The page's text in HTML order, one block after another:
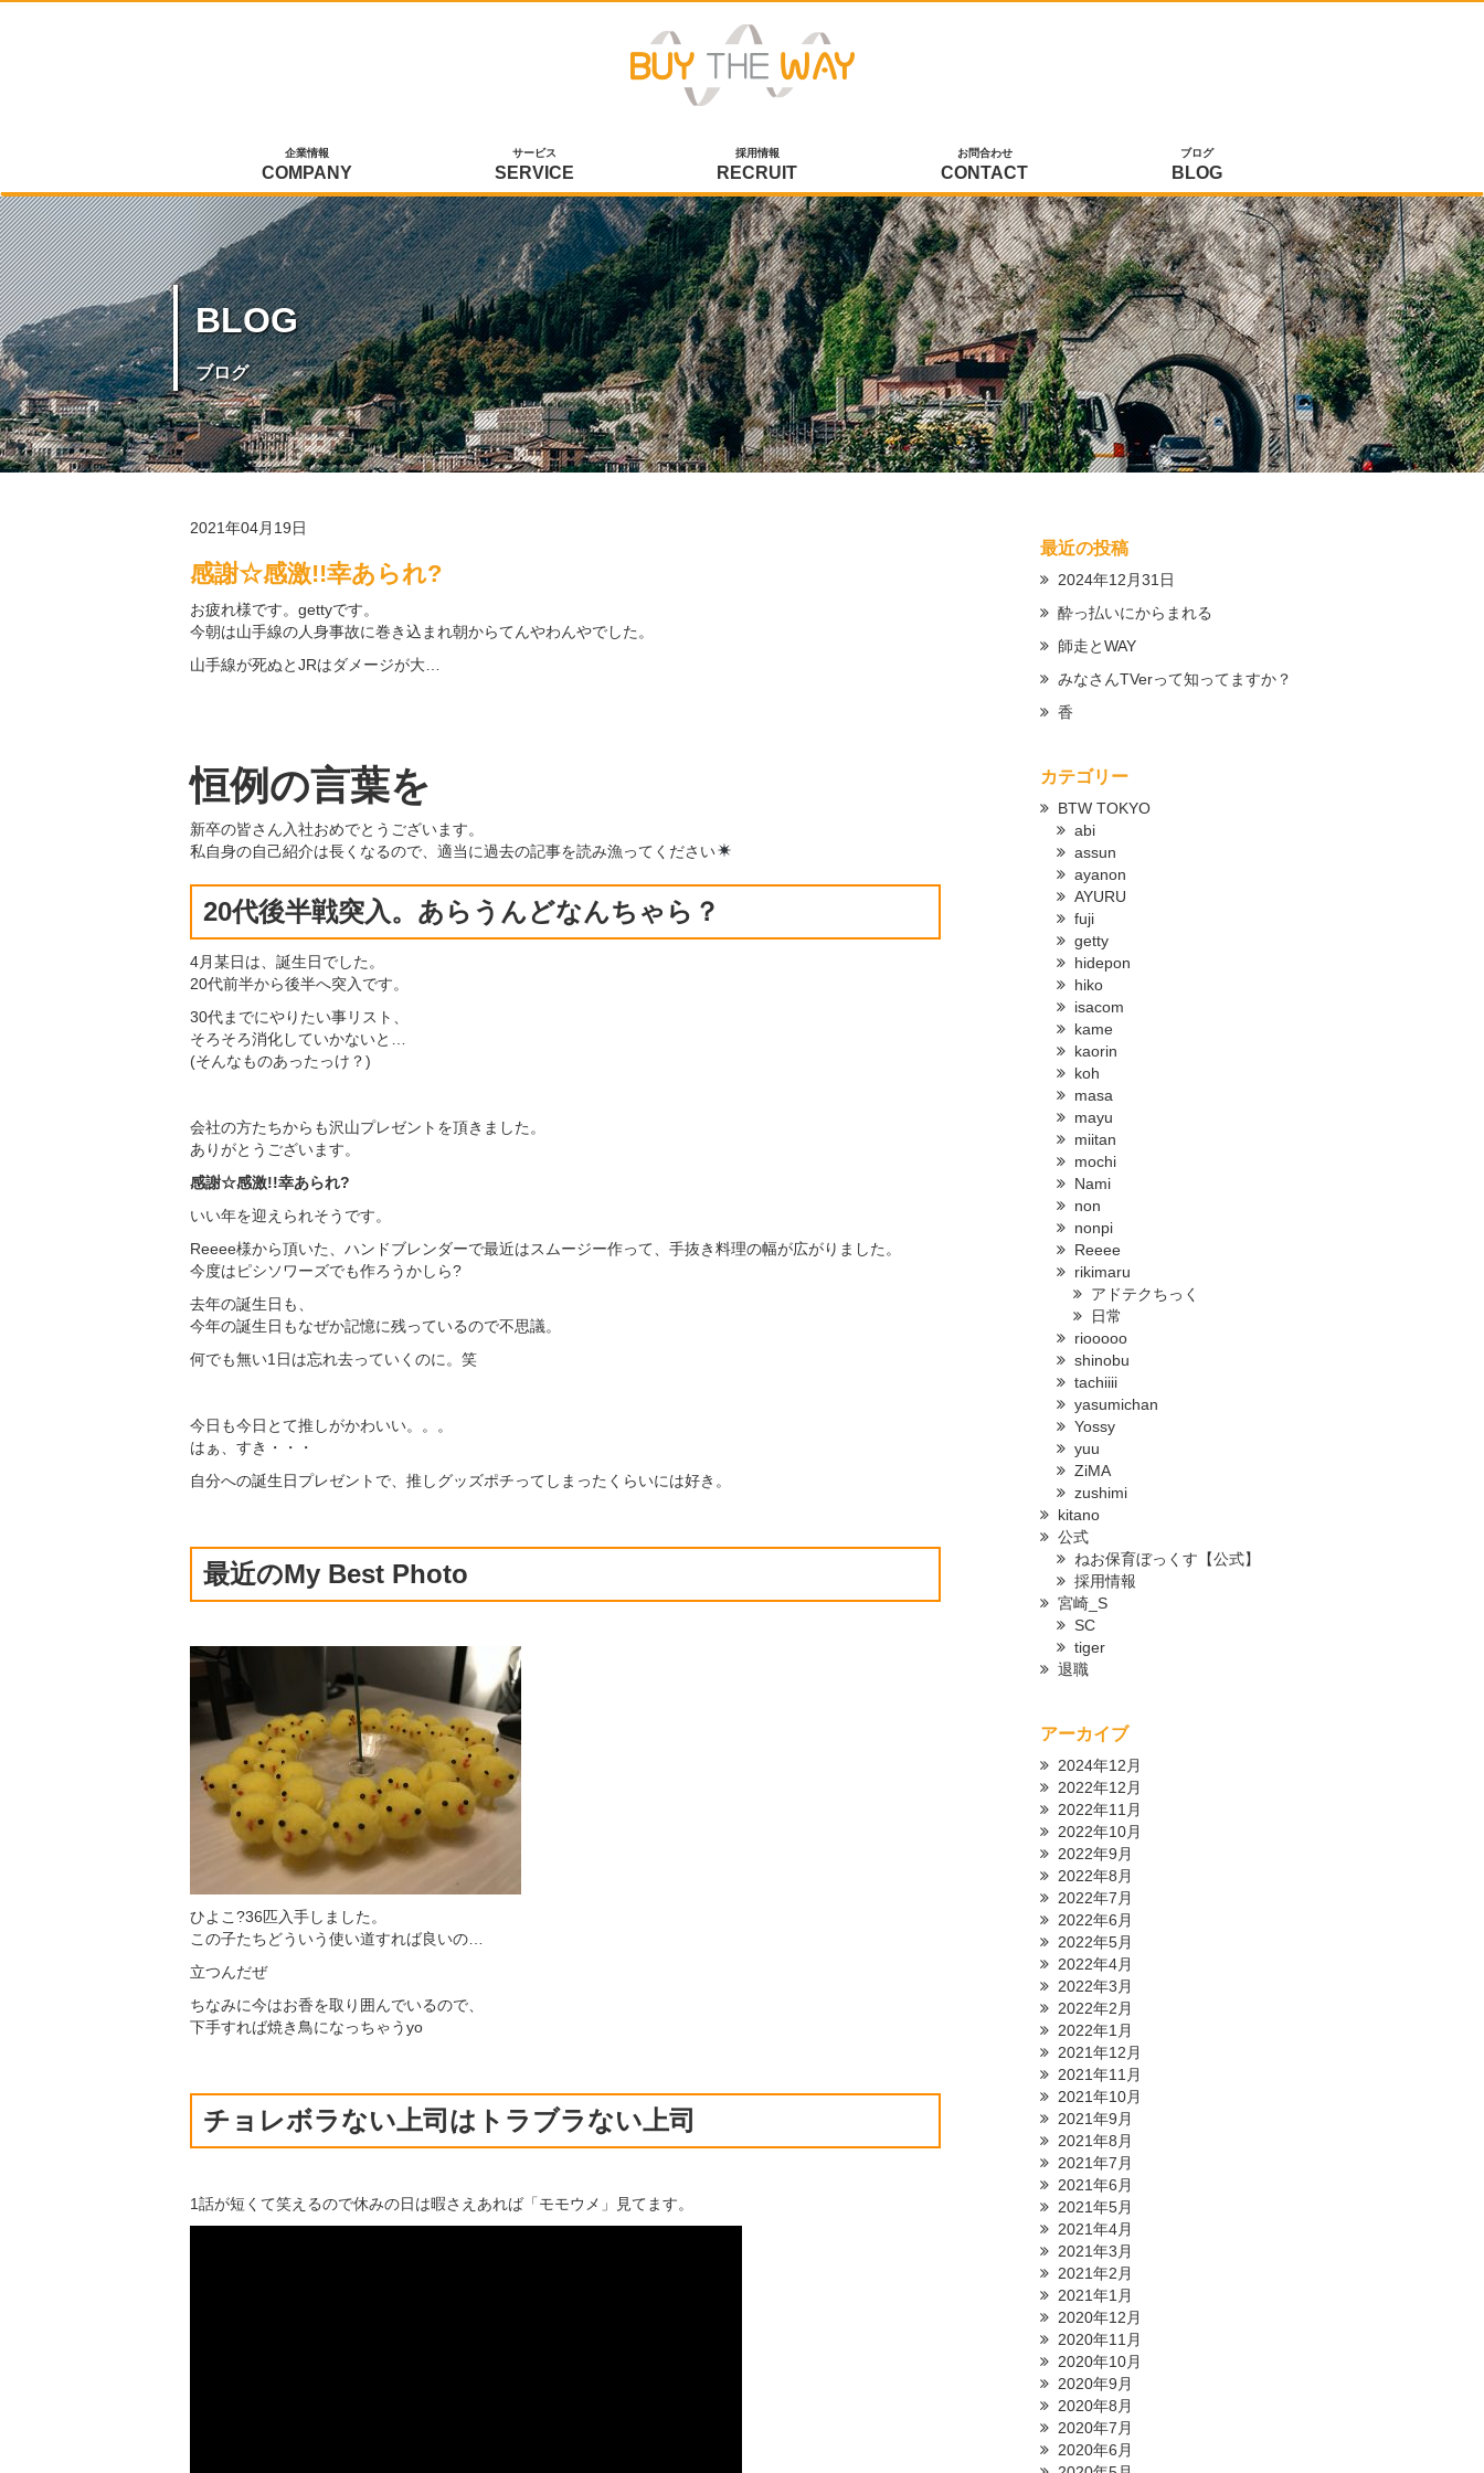
企業情報
COMPANY
サービス
SERVICE
採用情報
RECRUIT
お問合わせ
CONTACT
ブログ
BLOG
BLOG
ブログ
2021年04月19日
感謝☆感激!!幸あられ?
お疲れ様です。gettyです。
今朝は山手線の人身事故に巻き込まれ朝からてんやわんやでした。
山手線が死ぬとJRはダメージが大…
恒例の言葉を
新卒の皆さん入社おめでとうございます。
私自身の自己紹介は長くなるので、適当に過去の記事を読み漁ってください
20代後半戦突入。あらうんどなんちゃら？
4月某日は、誕生日でした。
20代前半から後半へ突入です。
30代までにやりたい事リスト、
そろそろ消化していかないと…
(そんなものあったっけ？)
会社の方たちからも沢山プレゼントを頂きました。
ありがとうございます。
感謝☆感激!!幸あられ?
いい年を迎えられそうです。
Reeee様から頂いた、ハンドブレンダーで最近はスムージー作って、手抜き料理の幅が広がりました。
今度はピシソワーズでも作ろうかしら?
去年の誕生日も、
今年の誕生日もなぜか記憶に残っているので不思議。
何でも無い1日は忘れ去っていくのに。笑
今日も今日とて推しがかわいい。。。
はぁ、すき・・・
自分への誕生日プレゼントで、推しグッズポチってしまったくらいには好き。
最近のMy Best Photo
ひよこ?36匹入手しました。
この子たちどういう使い道すれば良いの…
立つんだぜ
ちなみに今はお香を取り囲んでいるので、
下手すれば焼き鳥になっちゃうyo
チョレボラない上司はトラブラない上司
1話が短くて笑えるので休みの日は暇さえあれば「モモウメ」見てます。
最近の投稿
2024年12月31日
酔っ払いにからまれる
師走とWAY
みなさんTVerって知ってますか？
香
カテゴリー
BTW TOKYO
abi
assun
ayanon
AYURU
fuji
getty
hidepon
hiko
isacom
kame
kaorin
koh
masa
mayu
miitan
mochi
Nami
non
nonpi
Reeee
rikimaru
アドテクちっく
日常
riooooo
shinobu
tachiiii
yasumichan
Yossy
yuu
ZiMA
zushimi
kitano
公式
ねお保育ぼっくす【公式】
採用情報
宮崎_S
SC
tiger
退職
アーカイブ
2024年12月
2022年12月
2022年11月
2022年10月
2022年9月
2022年8月
2022年7月
2022年6月
2022年5月
2022年4月
2022年3月
2022年2月
2022年1月
2021年12月
2021年11月
2021年10月
2021年9月
2021年8月
2021年7月
2021年6月
2021年5月
2021年4月
2021年3月
2021年2月
2021年1月
2020年12月
2020年11月
2020年10月
2020年9月
2020年8月
2020年7月
2020年6月